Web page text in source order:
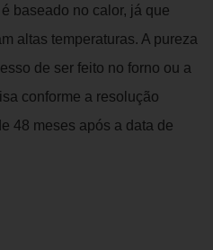
baseado no calor, já que
altas temperaturas. A pureza
de ser feito no forno ou a
conforme a resolução
48 meses após a data de